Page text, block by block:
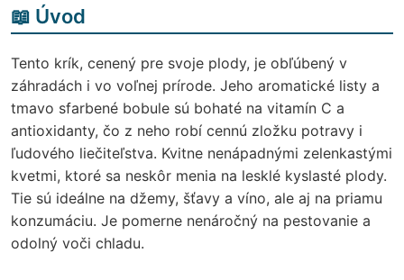
📖 Úvod
Tento krík, cenený pre svoje plody, je obľúbený v
záhradách i vo voľnej prírode. Jeho aromatické listy a
tmavo sfarbené bobule sú bohaté na vitamín C a
antioxidanty, čo z neho robí cennú zložku potravy i
ľudového liečiteľstva. Kvitne nenápadnými zelenkastými
kvetmi, ktoré sa neskôr menia na lesklé kyslasté plody.
Tie sú ideálne na džemy, šťavy a víno, ale aj na priamu
konzumáciu. Je pomerne nenáročný na pestovanie a
odolný voči chladu.